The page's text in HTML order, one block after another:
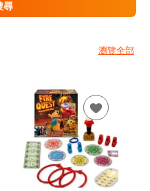
尋
瀏覽全部